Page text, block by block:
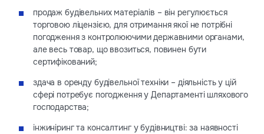
продаж будівельних матеріалів – він регулюється
торговою ліцензією, для отримання якої не потрібні
погодження з контролюючими державними органами,
але весь товар, що ввозиться, повинен бути
сертифікований;
здача в оренду будівельної техніки – діяльність у цій
сфері потребує погодження у Департаменті шляхового
господарства;
інжиніринг та консалтинг у будівництві: за наявності